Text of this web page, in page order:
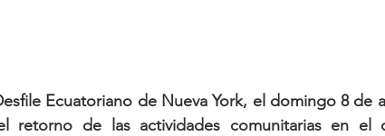
Ecuatoriano de Nueva York, el domingo 8 de
retorno de las actividades comunitarias en el